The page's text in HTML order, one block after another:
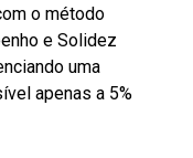
o método
e Solidez
uma
apenas a 5%